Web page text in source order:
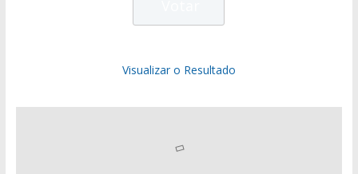
Visualizar o Resultado